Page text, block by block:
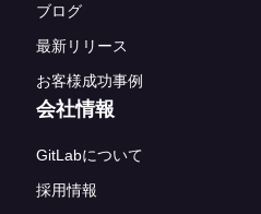
ブログ
最新リリース
お客様成功事例
会社情報
GitLabについて
採用情報